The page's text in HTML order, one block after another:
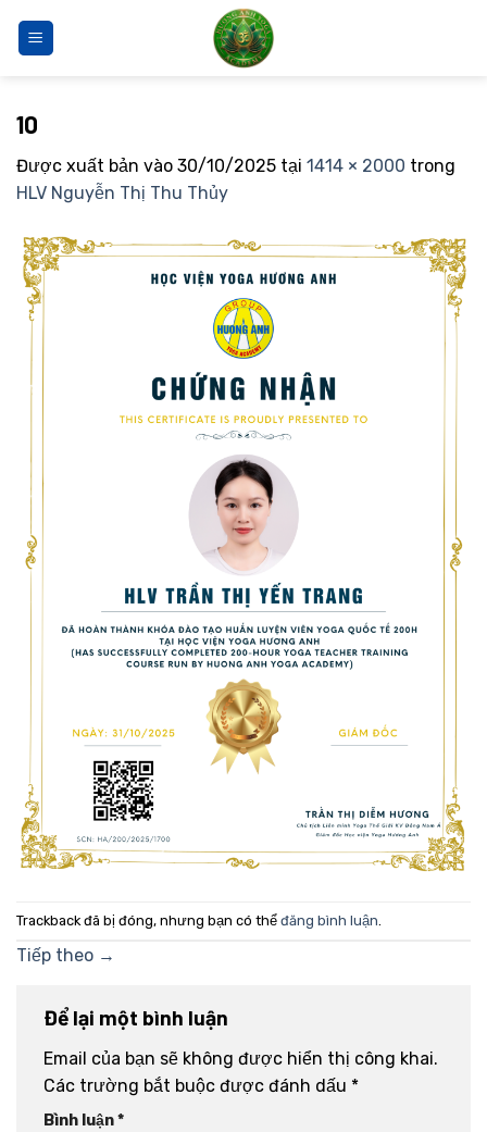
qua
10
Được xuất bản vào 30/10/2025 tại 1414 × 2000 trong
HLV Nguyễn Thị Thu Thủy
Trackback đã bị đóng, nhưng bạn có thể đăng bình luận
Tiếp theo →
Để lại một bình luận
Email của bạn sẽ không được hiển thị công khai.
Các trường bắt buộc được đánh dấu *
Bình luận*